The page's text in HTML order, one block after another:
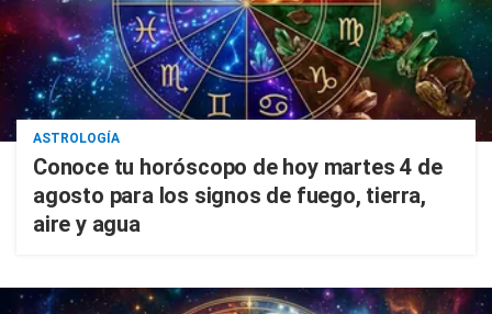
ASTROLOGÍA
Conoce tu horóscopo de hoy martes 4 de
agosto para los signos de fuego, tierra,
aire y agua